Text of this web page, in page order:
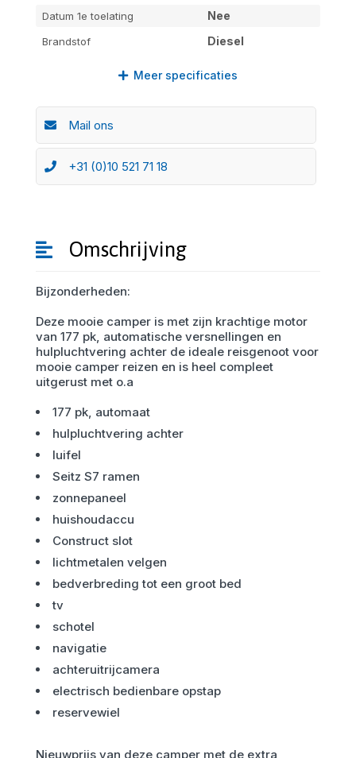
Datum 1e toelating Nee
Brandstof Diesel
Meerspecificaties
Mail ons
+31 (0)10 521 71 18
Omschrijving
Bijzonderheden:
Deze mooie camper is met zijn krachtige motor
van 177 pk, automatische versnellingen en
hulpluchtvering achter de ideale reisgenoot voor
mooie camper reizen en is heel compleet
uitgerust met o.a
177 pk, automaat
hulpluchtvering achter
luifel
Seitz S7 ramen
zonnepaneel
huishoudaccu
Construct slot
lichtmetalen velgen
bedverbreding tot een groot bed
tv
schotel
navigatie
achteruitrijcamera
electrisch bedienbare opstap
reservewiel
Nieuwprijs van deze camper met de extra